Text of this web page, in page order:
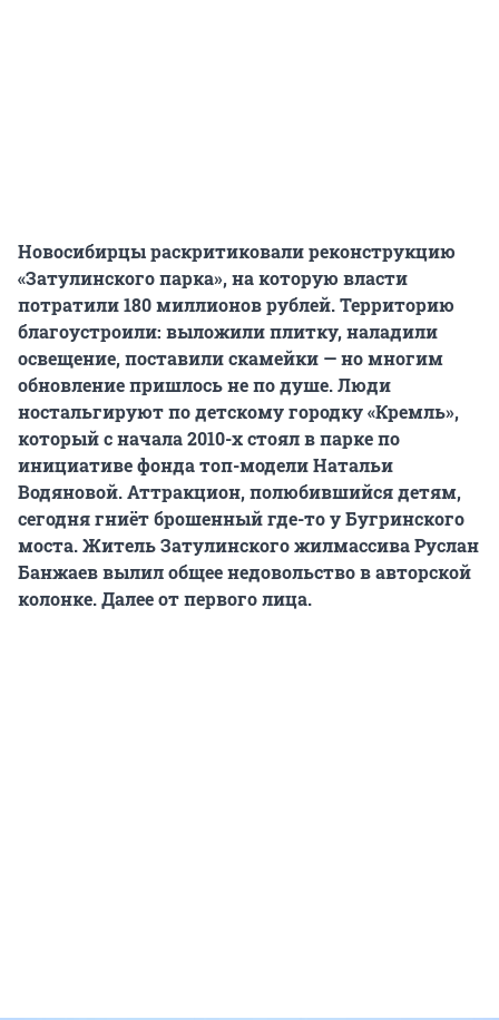
Новосибирцы раскритиковали реконструкцию
«Затулинского парка», на которую власти
потратили 180 миллионов рублей. Территорию
благоустроили: выложили плитку, наладили
освещение, поставили скамейки — но многим
обновление пришлось не по душе. Люди
ностальгируют по детскому городку «Кремль»,
который с начала 2010-х стоял в парке по
инициативе фонда топ-модели Натальи
Водяновой. Аттракцион, полюбившийся детям,
сегодня гниёт брошенный где-то у Бугринского
моста. Житель Затулинского жилмассива Руслан
Банжаев вылил общее недовольство в авторской
колонке. Далее от первого лица.